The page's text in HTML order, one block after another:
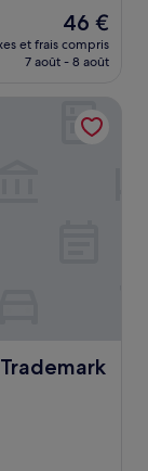
Le
nouveau
prix
de
46 €
46 €
et frais compris
7 août - 8 août
Collection by
Collection by